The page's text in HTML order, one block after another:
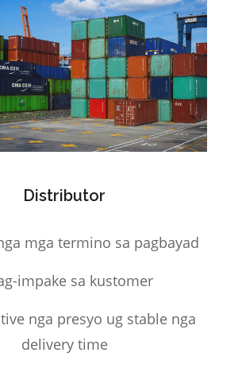
Distributor
mga termino sa pagbayad
impake sa kustomer
nga presyo ug stable nga
delivery time